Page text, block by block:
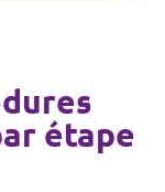
étape